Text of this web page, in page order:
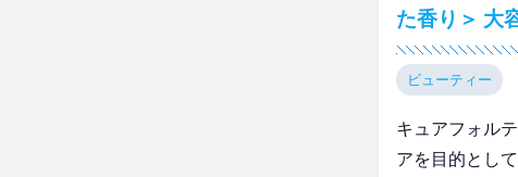
た香り＞ 大
ビューティー
キュアフォル
アを目的とし